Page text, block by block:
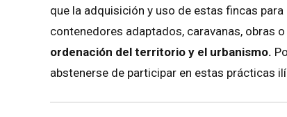
que la adquisición y uso de estas fincas
contenedores adaptados, caravanas, obras
ordenación del territorio y el urbanismo.
abstenerse de participar en estas prácticas